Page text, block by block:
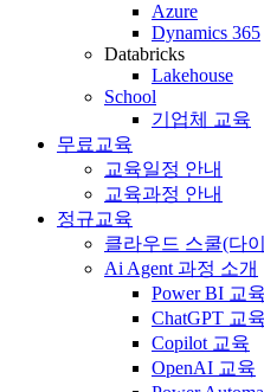
Azure
Dynamics 365
Databricks
Lakehouse
School
기업체 교육
무료교육
교육일정 안내
교육과정 안내
정규교육
클라우드 스쿨(다
Ai Agent 과정 소개
Power BI 교육
ChatGPT 교육
Copilot 교육
OpenAI 교육